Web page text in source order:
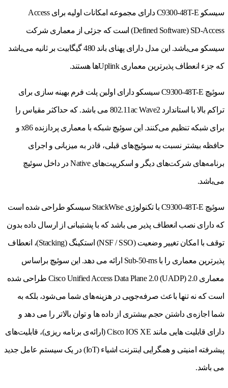
سیسکو C9300-48T-E دارای مجموعه‌ امکانات اولیه برای Access
Defined Software) SD-Access) است که جزئی از معماری شرکت
سیسکو می‌باشد. این مدل دارای پهنای باند 480 گیگابیت بر ثانیه می‌باشد
که جزء انعطاف پذیرترین معماری Uplinkها هستند.
سوئیچ C9300-48T-E سیسکو دارای اولین پلت فرم بهینه سازی برای
تراکم بالا با استاندارد 802.11ac Wave2 می باشد. که حداکثر مقیاس را
برای شبکه تنظیم می‌کنند. این سوئیچ شبکه با معماری پردازنده x86 و
حافظه بیشتر نسبت به سوئیچ‌های قبلی، قادر به میزبانی و اجرای
برنامه‌های شرکت‌های دیگر و اسکریپت‌های Native در داخل سوئیچ
می‌باشد.
سوئیچ C9300-48T-E با تکنولوژی StackWise سیسکو طراحی شده است
که دارای نصب انعطاف پذیر می باشد که با پشتیبانی از ارسال داده بدون
توقف با امکان تغییر وضعیت (NSF / SSO) استکینگ (Stacking)، انعطاف
پذیرترین معماری را با Sub-50-ms ارائه می دهد. این سوئیچ‌ براساس
معماری Cisco Unified Access Data Plane 2.0 (UADP) 2.0 طراحی شده
است که نه تنها باعث صرفه‌جویی در هزینه‌های شما می‌شود، بلکه به
شما اجازه‌ی داشتن حجم بیشتری از داده ها و توان بالاتر را می دهد و
دارای قابلیت هایی مانند Cisco IOS XE (ارائه‌ی برنامه ریزی)، قابلیت‌های
پیشرفته امنیتی و همگرایی اینترنت اشیاء (IoT) در یک سیستم عامل جدید
می باشد.